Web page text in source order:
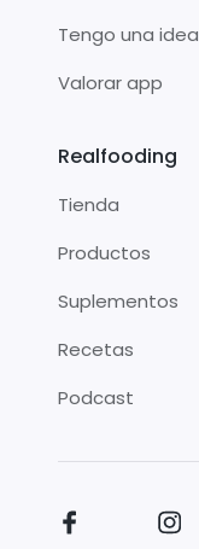
Tengo una idea
Valorar app
Realfooding
Tienda
Productos
Suplementos
Recetas
Podcast